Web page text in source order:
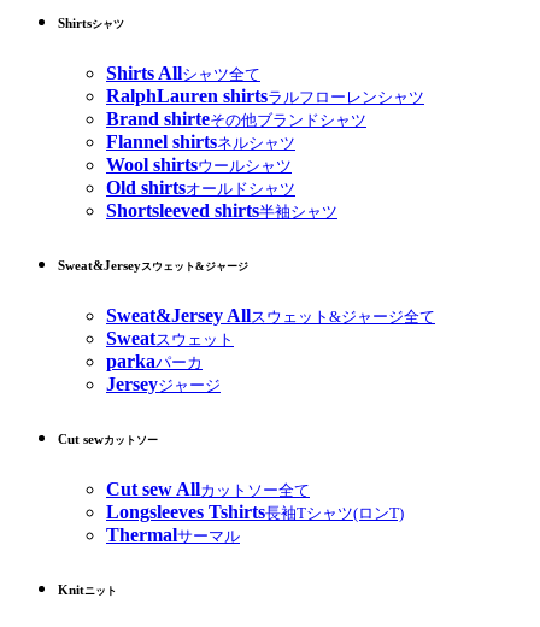
Shirtsシャツ
Shirts Allシャツ全て
RalphLauren shirtsラルフローレンシャツ
Brand shirteその他ブランドシャツ
Flannel shirtsネルシャツ
Wool shirtsウールシャツ
Old shirtsオールドシャツ
Shortsleeved shirts半袖シャツ
Sweat&Jerseyスウェット&ジャージ
Sweat&Jersey Allスウェット&ジャージ全て
Sweatスウェット
parkaパーカ
Jerseyジャージ
Cut sewカットソー
Cut sew Allカットソー全て
Longsleeves Tshirts長袖Tシャツ(ロンT)
Thermalサーマル
Knitニット